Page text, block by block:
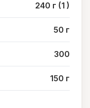
240 г (1 )
50 г
300
150 г